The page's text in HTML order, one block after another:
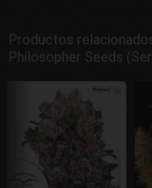
Productos
Philosopher Seeds